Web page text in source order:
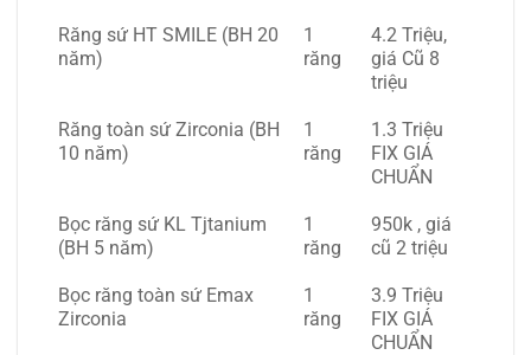
Răng sứ HT SMILE (BH 20
năm)
1
răng
4.2 Triệu,
giá Cũ 8
triệu
Răng toàn sứ Zirconia (BH
10 năm)
1
răng
1.3 Triệu
FIX GIÁ
CHUẨN
Bọc răng sứ KL Tjtanium
(BH 5 năm)
1
răng
950k , giá
cũ 2 triệu
Bọc răng toàn sứ Emax
Zirconia
1
răng
3.9 Triệu
FIX GIÁ
CHUẨN